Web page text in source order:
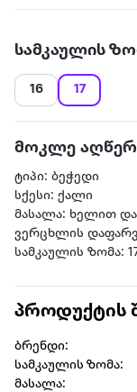
სამკაულის
16 17
მოკლე
ტიპი: ბეჭედი
სქესი: ქალი
მასალა: ხელით
ვერცხლის
სამკაულის ზომა:
პროდუქტის
ბრენდი:
სამკაულის ზომა:
მასალა: